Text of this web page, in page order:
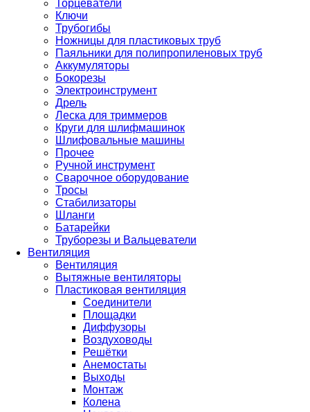
Торцеватели
Ключи
Трубогибы
Ножницы для пластиковых труб
Паяльники для полипропиленовых труб
Аккумуляторы
Бокорезы
Электроинструмент
Дрель
Леска для триммеров
Круги для шлифмашинок
Шлифовальные машины
Прочее
Ручной инструмент
Сварочное оборудование
Тросы
Стабилизаторы
Шланги
Батарейки
Труборезы и Вальцеватели
Вентиляция
Вентиляция
Вытяжные вентиляторы
Пластиковая вентиляция
Соединители
Площадки
Диффузоры
Воздуховоды
Решётки
Анемостаты
Выходы
Монтаж
Колена